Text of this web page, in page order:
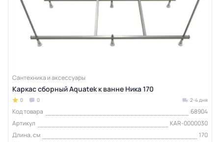
Сантехника и аксессуары
Каркас сборный Aquatek к ванне Ника 170
0 0 2-4 дня
Код товара
68904
Артикул
KAR-0000030
Длина, см
170